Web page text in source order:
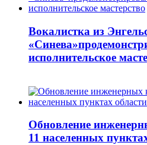
Вокалистка из
исполнительское
Обновление
11 населенных